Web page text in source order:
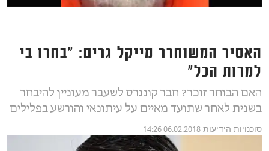
האסיר המשוחרר מייקל גרים: "בחרו בי
למרות הכל"
האם הבוחר זוכר? חבר קונגרס לשעבר מעוניין להיבחר
בשנית לאחר שתועד מאיים על עיתונאי והורשע בפלילים
סוכנויות הידיעות 06.02.2018 14:26